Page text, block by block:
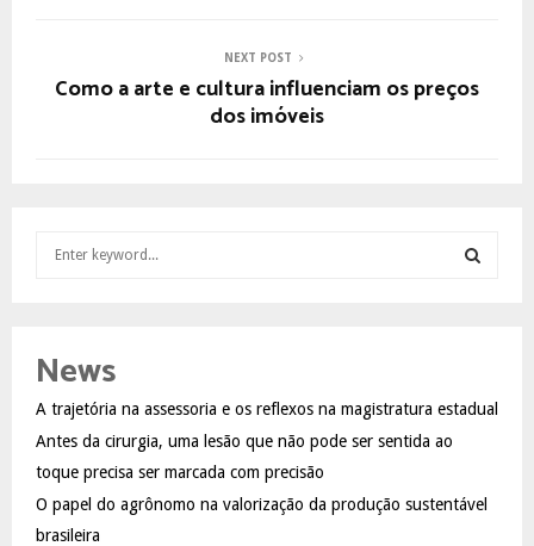
NEXT POST
Como a arte e cultura influenciam os preços
dos imóveis
h
o
r
:
A
C
News
A trajetória na assessoria e os reflexos na magistratura estadual
Antes da cirurgia, uma lesão que não pode ser sentida ao
toque precisa ser marcada com precisão
O papel do agrônomo na valorização da produção sustentável
brasileira